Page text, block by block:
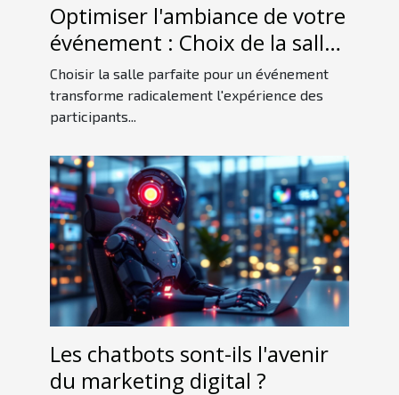
Optimiser l'ambiance de votre
événement : Choix de la salle
idéale
Choisir la salle parfaite pour un événement
transforme radicalement l'expérience des
participants...
Les chatbots sont-ils l'avenir
du marketing digital ?